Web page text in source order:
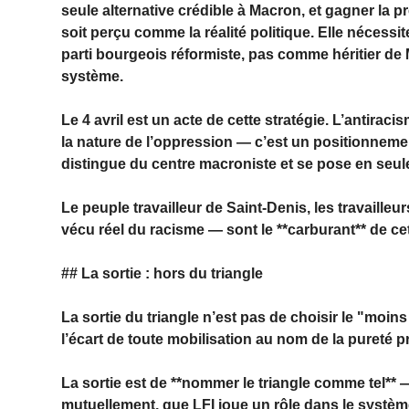
seule alternative crédible à Macron, et gagner la
soit perçu comme la réalité politique. Elle
parti bourgeois réformiste, pas comme héritier
système.
Le 4 avril est un acte de cette stratégie.
la nature de l’oppression — c’est un
distingue du centre macroniste et se pose en
Le peuple travailleur de Saint-Denis, les
vécu réel du racisme — sont le **carburant** de
## La sortie : hors du triangle
La sortie du triangle n’est pas de choisir le
l’écart de toute mobilisation au nom de la pureté
La sortie est de **nommer le triangle comme
mutuellement, que LFI joue un rôle dans le